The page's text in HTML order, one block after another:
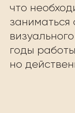
что
заниматься
годы
но